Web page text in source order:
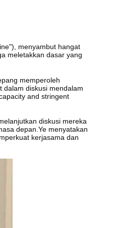
menyambut hangat
meletakkan dasar yang
memperoleh
dalam diskusi mendalam
and stringent
diskusi mereka
depan.Ye menyatakan
kerjasama dan